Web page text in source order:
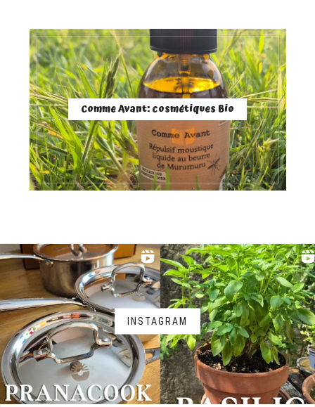
Comme Avant: cosmétiques Bio
INSTAGRAM